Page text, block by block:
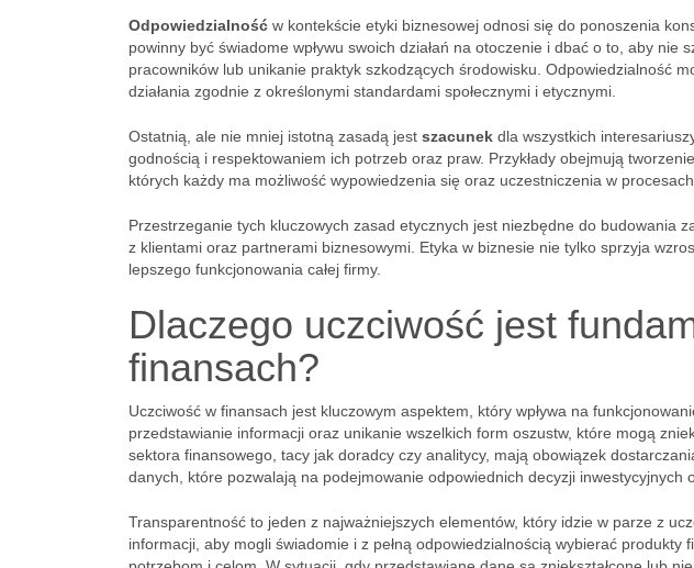
Odpowiedzialność w kontekście etyki biznesowej odnosi się do ponoszenia
powinny być świadome wpływu swoich działań na otoczenie i dbać o to, aby nie
pracowników lub unikanie praktyk szkodzących środowisku. Odpowiedzialność
działania zgodnie z określonymi standardami społecznymi i etycznymi.
Ostatnią, ale nie mniej istotną zasadą jest szacunek dla wszystkich
godnością i respektowaniem ich potrzeb oraz praw. Przykłady obejmują
których każdy ma możliwość wypowiedzenia się oraz uczestniczenia w procesach
Przestrzeganie tych kluczowych zasad etycznych jest niezbędne do budowania
z klientami oraz partnerami biznesowymi. Etyka w biznesie nie tylko sprzyja
lepszego funkcjonowania całej firmy.
Dlaczego uczciwość jest
finansach?
Uczciwość w finansach jest kluczowym aspektem, który wpływa na
przedstawianie informacji oraz unikanie wszelkich form oszustw, które mogą
sektora finansowego, tacy jak doradcy czy analitycy, mają obowiązek
danych, które pozwalają na podejmowanie odpowiednich decyzji inwestycyjnych
Transparentność to jeden z najważniejszych elementów, który idzie w parze z
informacji, aby mogli świadomie i z pełną odpowiedzialnością wybierać produkty